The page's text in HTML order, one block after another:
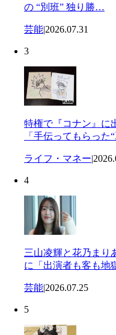
の “別班” 独り勝…
芸能|2026.07.31
3
特権で『コナン』に
「手伝ってもらった
ライフ・マネー|
4
三山凌輝と花乃ま
に「出演者も客も地
芸能|2026.07.25
5